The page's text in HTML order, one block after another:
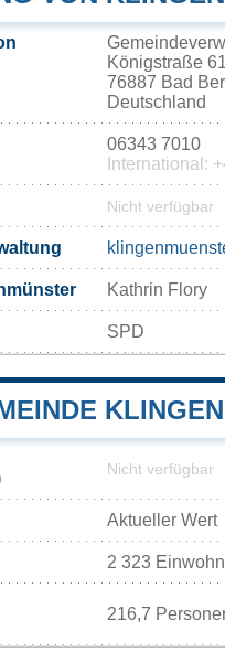
Königstraße 61
76887 Bad
Deutschland
06343 7010
International:
Nicht verfügbar
Kathrin Flory
SPD
Nicht verfügbar
Aktueller Wert
2 323
216,7